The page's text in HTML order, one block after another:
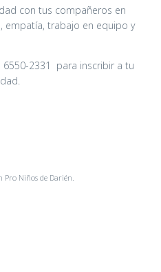
con tus compañeros en
empatía, trabajo en equipo y
2331 para inscribir a tu
Niños de Darién.